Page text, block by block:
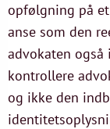
opfølgning på
anse som den
advokaten
kontrollere
og ikke den